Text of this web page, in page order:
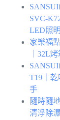
SVC-
LED照
家樂福
｜32L
T19｜
手
隨時隨
清淨除